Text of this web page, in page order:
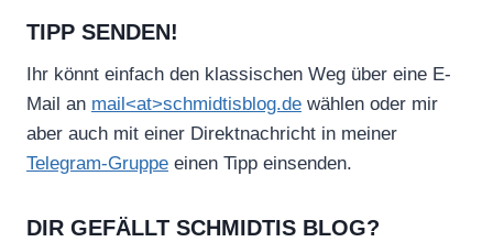
TIPP SENDEN!
Ihr könnt einfach den klassischen Weg über eine E-
Mail an mail<at>schmidtisblog.de wählen oder mir
aber auch mit einer Direktnachricht in meiner
Telegram-Gruppe einen Tipp einsenden.
DIR GEFÄLLT SCHMIDTIS BLOG?